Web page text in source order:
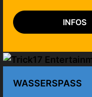
INFOS
WASSERSPASS